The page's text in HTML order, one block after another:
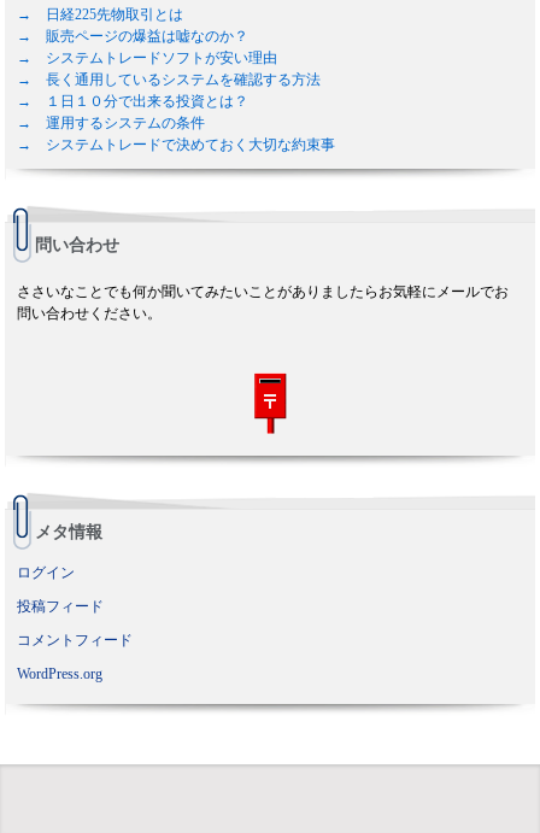
→ 日経225先物取引とは
→ 販売ページの爆益は嘘なのか？
→ システムトレードソフトが安い理由
→ 長く通用しているシステムを確認する方法
→ １日１０分で出来る投資とは？
→ 運用するシステムの条件
→ システムトレードで決めておく大切な約束事
問い合わせ
ささいなことでも何か聞いてみたいことがありましたらお気軽にメールでお
問い合わせください。
メタ情報
ログイン
投稿フィード
コメントフィード
WordPress.org